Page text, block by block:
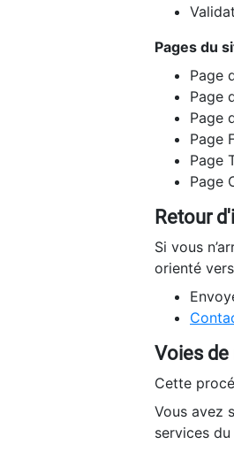
Pages du
Page
Page
Page
Page
Page
Page
Retour
Si vous
orienté
Voies
Cette
Vous avez
services